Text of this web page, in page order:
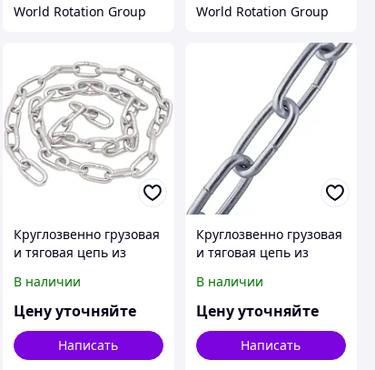
World Rotation Group World Rotation Group
Круглозвенно грузовая
и тяговая цепь из
(короткозв.) d(mm):42
Шаг(mm):118 ГОСТ
2319-81
В наличии
Цену уточняйте
Написать
Круглозвенно грузовая
и тяговая цепь из
(длиннозв.) d(mm):5
Шаг(mm):20 ГОСТ 2319-
В наличии
Цену уточняйте
Написать